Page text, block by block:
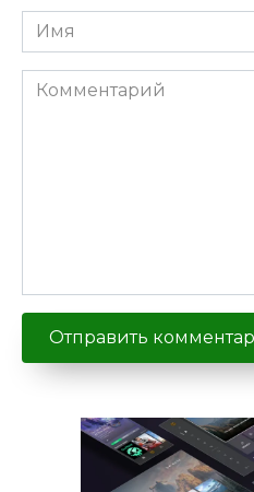
Имя
Комментарий